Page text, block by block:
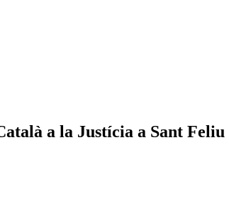
a la Justícia a Sant